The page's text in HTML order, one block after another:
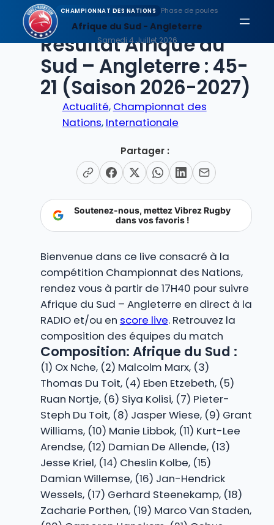
contenu
EN DIRECT
Résultat Afrique du
Sud – Angleterre : 45-
21 (Saison 2026-2027)
Actualité, Championnat des
Nations, Internationale
Partager :
Soutenez-nous, mettez Vibrez Rugby
dans vos favoris !
Bienvenue dans ce live consacré à la
compétition Championnat des Nations,
rendez vous à partir de 17H40 pour suivre
Afrique du Sud – Angleterre en direct à la
RADIO et/ou en score live. Retrouvez la
composition des équipes du match
Composition: Afrique du Sud :
(1) Ox Nche, (2) Malcolm Marx, (3)
Thomas Du Toit, (4) Eben Etzebeth, (5)
Ruan Nortje, (6) Siya Kolisi, (7) Pieter-
Steph Du Toit, (8) Jasper Wiese, (9) Grant
Williams, (10) Manie Libbok, (11) Kurt-Lee
Arendse, (12) Damian De Allende, (13)
Jesse Kriel, (14) Cheslin Kolbe, (15)
Damian Willemse, (16) Jan-Hendrick
Wessels, (17) Gerhard Steenekamp, (18)
Zacharie Porthen, (19) Marco Van Staden,
CHAMPIONNAT DES NATIONS Phase de poules
Afrique du Sud - Angleterre
Samedi 4 Juillet 2026